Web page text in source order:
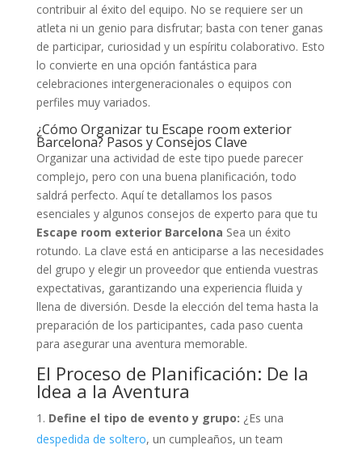
contribuir al éxito del equipo. No se requiere ser un
atleta ni un genio para disfrutar; basta con tener ganas
de participar, curiosidad y un espíritu colaborativo. Esto
lo convierte en una opción fantástica para
celebraciones intergeneracionales o equipos con
perfiles muy variados.
¿Cómo Organizar tu Escape room exterior
Barcelona? Pasos y Consejos Clave
Organizar una actividad de este tipo puede parecer
complejo, pero con una buena planificación, todo
saldrá perfecto. Aquí te detallamos los pasos
esenciales y algunos consejos de experto para que tu
Escape room exterior Barcelona Sea un éxito
rotundo. La clave está en anticiparse a las necesidades
del grupo y elegir un proveedor que entienda vuestras
expectativas, garantizando una experiencia fluida y
llena de diversión. Desde la elección del tema hasta la
preparación de los participantes, cada paso cuenta
para asegurar una aventura memorable.
El Proceso de Planificación: De la
Idea a la Aventura
Define el tipo de evento y grupo: ¿Es una
despedida de soltero, un cumpleaños, un team